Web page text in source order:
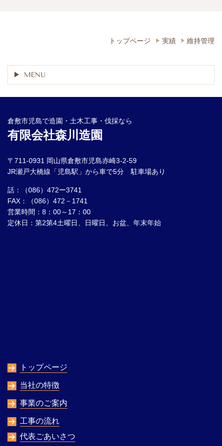
トップページ 実績 維持管理
MENU
倉敷市児島で造園・土木工事・伐採なら
有限会社森川造園
〒711-0931 岡山県倉敷市児島赤崎3-2-59
JR瀬戸大橋線「児島駅」から車で5分 駐車場あり
話：（086）472ー3741
FAX：（086）472－1741
営業時間：8：00～17：00
定休日：第2第4土曜日、日曜日、お盆、年末年始
トップページ
当社の特徴
事業のご案内
工事の流れ
代表ごあいさつ